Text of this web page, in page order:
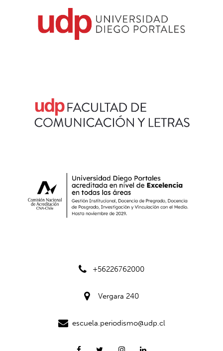
+56226762000
Vergara 240
escuela.periodismo@udp.cl